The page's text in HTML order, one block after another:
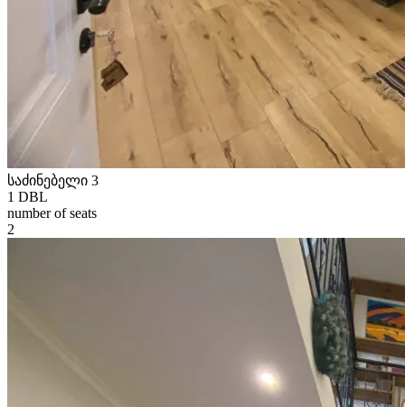
საძინებელი 3
1 DBL
number of seats
2